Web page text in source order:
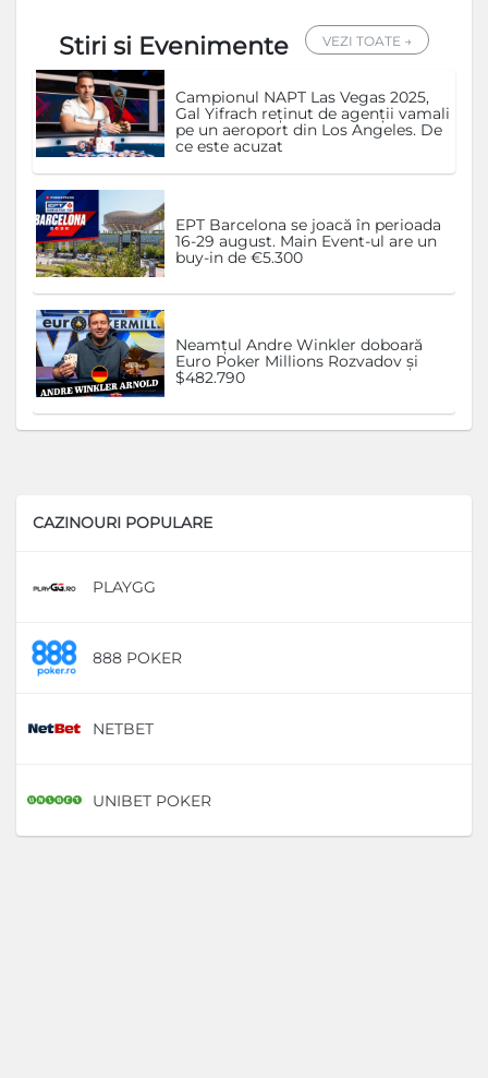
Stiri si Evenimente VEZI TOATE →
Campionul NAPT Las Vegas 2025,
Gal Yifrach reținut de agenții vamali
pe un aeroport din Los Angeles. De
ce este acuzat
EPT Barcelona se joacă în perioada
16-29 august. Main Event-ul are un
buy-in de €5.300
Neamțul Andre Winkler doboară
Euro Poker Millions Rozvadov și
$482.790
CAZINOURI POPULARE
PLAYGG
888 POKER
NETBET
UNIBET POKER